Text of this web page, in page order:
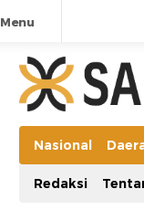
Menu
Nasional
Redaksi